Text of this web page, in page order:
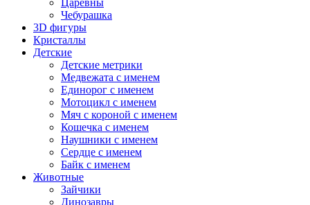
Царевны
Чебурашка
3D фигуры
Кристаллы
Детские
Детские метрики
Медвежата с именем
Единорог с именем
Мотоцикл с именем
Мяч с короной с именем
Кошечка с именем
Наушники с именем
Сердце с именем
Байк с именем
Животные
Зайчики
Динозавры